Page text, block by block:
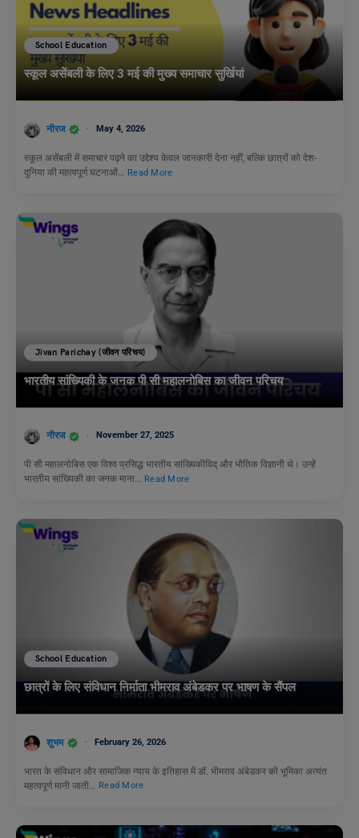
School Education
स्कूल असेंबली के लिए 3 मई की मुख्य समाचार सुर्खियां
नीरज May 4, 2026
स्कूल असेंबली में समाचार पढ़ने का उद्देश्य केवल जानकारी देना नहीं, बल्कि छात्रों को देश-
दुनिया की महत्वपूर्ण घटनाओं…
Read More
Jivan Parichay (जीवन परिचय)
भारतीय सांख्यिकी के जनक पी सी महालनोबिस का जीवन परिचय
नीरज November 27, 2025
पी सी महालनोबिस एक विश्व प्रसिद्ध भारतीय सांख्यिकीविद् और भौतिक विज्ञानी थे। उन्हें
भारतीय सांख्यिकी का जनक माना… Read More
School Education
छात्रों के लिए संविधान निर्माता भीमराव अंबेडकर पर भाषण के सैंपल
शुभम February 26, 2026
भारत के संविधान और सामाजिक न्याय के इतिहास में डॉ. भीमराव अंबेडकर की भूमिका अत्यंत
महत्वपूर्ण मानी जाती…
Read More